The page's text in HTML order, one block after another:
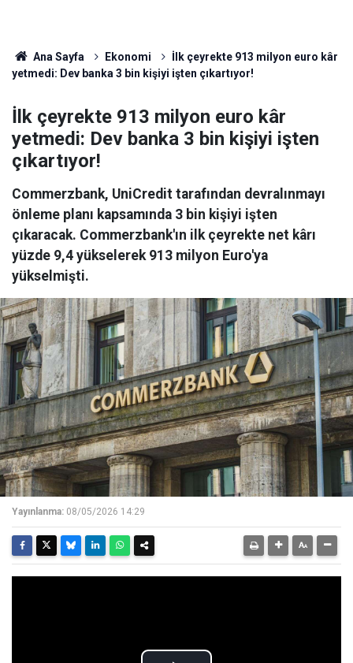
Ana Sayfa Ekonomi
İlk çeyrekte 913 milyon euro kâr
yetmedi: Dev banka 3 bin kişiyi işten çıkartıyor!
İlk çeyrekte 913 milyon euro kâr
yetmedi: Dev banka 3 bin kişiyi işten
çıkartıyor!
Commerzbank, UniCredit tarafından devralınmayı
önleme planı kapsamında 3 bin kişiyi işten
çıkaracak. Commerzbank'ın ilk çeyrekte net kârı
yüzde 9,4 yükselerek 913 milyon Euro'ya
yükselmişti.
Yayınlanma: 08/05/2026 14:29